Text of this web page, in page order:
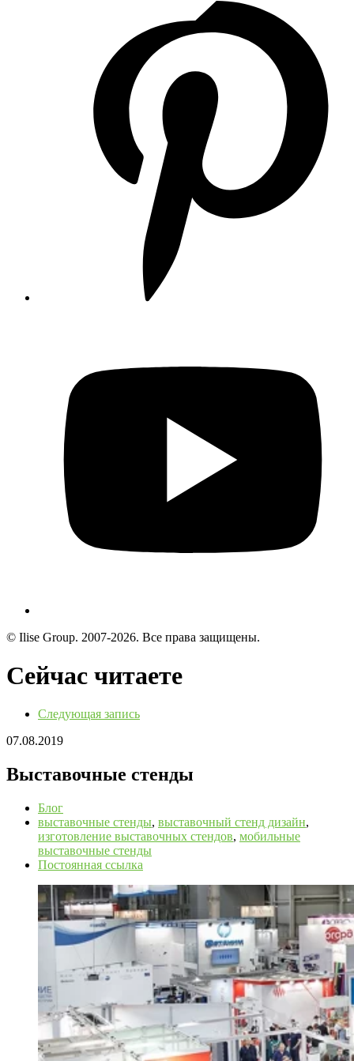
© Ilise Group. 2007-2026. Все права защищены.
Сейчас читаете
Следующая запись
07.08.2019
Выставочные стенды
Блог
выставочные стенды, выставочный стенд дизайн,
изготовление выставочных стендов, мобильные
выставочные стенды
Постоянная ссылка